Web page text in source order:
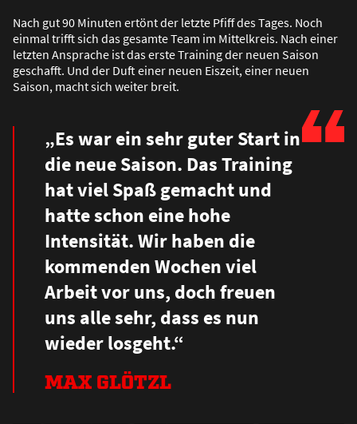
Nach gut 90 Minuten ertönt der letzte Pfiff des Tages. Noch
einmal trifft sich das gesamte Team im Mittelkreis. Nach einer
letzten Ansprache ist das erste Training der neuen Saison
geschafft. Und der Duft einer neuen Eiszeit, einer neuen
Saison, macht sich weiter breit.
„Es war ein sehr guter Start in
die neue Saison. Das Training
hat viel Spaßgemacht und
hatte schon eine hohe
Intensität. Wir haben die
kommenden Wochen viel
Arbeit vor uns, doch freuen
uns alle sehr, dass es nun
wieder losgeht.“
MAX GLÖTZL